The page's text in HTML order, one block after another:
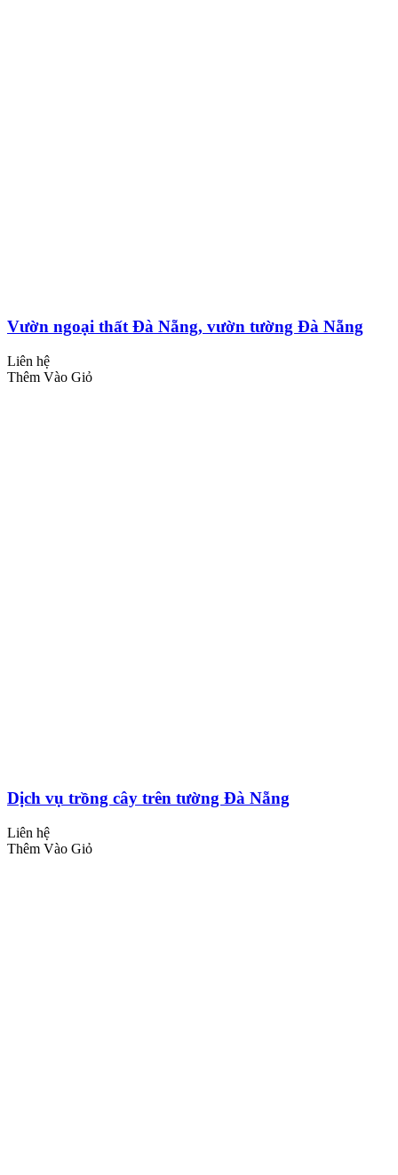
Vườn ngoại thất Đà Nẵng, vườn tường Đà Nẵng
Liên hệ
Thêm Vào Giỏ
Dịch vụ trồng cây trên tường Đà Nẵng
Liên hệ
Thêm Vào Giỏ